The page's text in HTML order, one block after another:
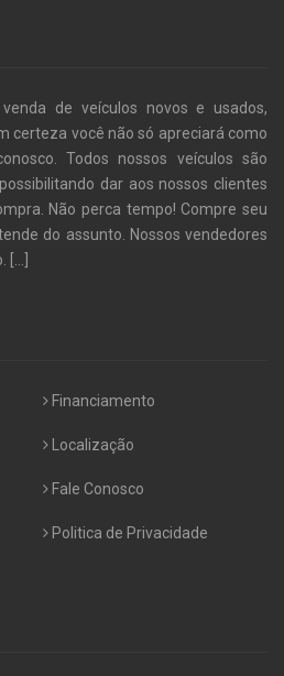
de veículos novos e usados,
certeza você não só apreciará como
Todos nossos veículos são
dar aos nossos clientes
Não perca tempo! Compre seu
do assunto. Nossos vendedores
[...]
Financiamento
Localização
Fale Conosco
Politica de Privacidade